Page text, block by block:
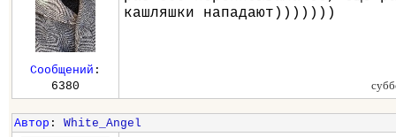
кашляшки нападают)))))))
Сообщений :
6380
Автор : White_Angel